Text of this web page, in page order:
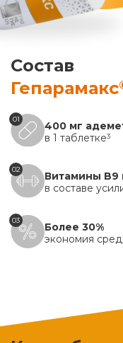
Состав
Гепарамакс
01
400 мг
в 1 таблетке3
02
Витамины B9
в составе
03
Более 30%
экономия